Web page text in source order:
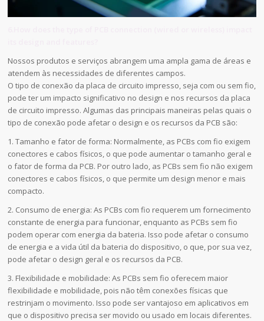
Nossos produtos e serviços abrangem uma ampla gama de áreas e
atendem às necessidades de diferentes campos.
O tipo de conexão da placa de circuito impresso, seja com ou sem fio,
pode ter um impacto significativo no design e nos recursos da placa
de circuito impresso. Algumas das principais maneiras pelas quais o
tipo de conexão pode afetar o design e os recursos da PCB são:
1. Tamanho e fator de forma: Normalmente, as PCBs com fio exigem
conectores e cabos físicos, o que pode aumentar o tamanho geral e
o fator de forma da PCB. Por outro lado, as PCBs sem fio não exigem
conectores e cabos físicos, o que permite um design menor e mais
compacto.
2. Consumo de energia: As PCBs com fio requerem um fornecimento
constante de energia para funcionar, enquanto as PCBs sem fio
podem operar com energia da bateria. Isso pode afetar o consumo
de energia e a vida útil da bateria do dispositivo, o que, por sua vez,
pode afetar o design geral e os recursos da PCB.
3. Flexibilidade e mobilidade: As PCBs sem fio oferecem maior
flexibilidade e mobilidade, pois não têm conexões físicas que
restrinjam o movimento. Isso pode ser vantajoso em aplicativos em
que o dispositivo precisa ser movido ou usado em locais diferentes.